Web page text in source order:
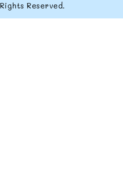
Reserved.